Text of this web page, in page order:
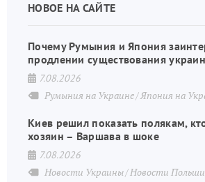
НОВОЕ НА САЙТЕ
Почему Румыния и Япония
продлении существования
7.08.2026
Румыния на Украине Япония на
Киев решил показать полякам,
хозяин – Варшава в шоке
7.08.2026
Новости Украины Новости Польши